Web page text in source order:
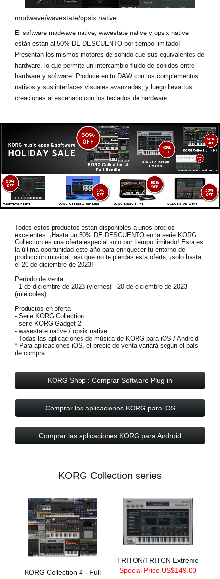
modwave/wavestate/opsix native
El software modwave native, wavestate native y opsix native
están están al 50% DE DESCUENTO por tiempo limitado!
Presentan los mismos motores de sonido que sus equivalentes de
hardware, lo que permite un intercambio fluido de sonidos entre
hardware y software. Produce en tu DAW con los complementos
nativos y sus interfaces visuales avanzadas, y luego lleva tus
creaciones al escenario con los teclados de hardware
Todos estos productos están disponibles a unos precios
excelentes. ¡Hasta un 50% DE DESCUENTO en la serie KORG
Collection es una oferta especial solo por tiempo limitado! Esta es
la última oportunidad este año para enriquecer tu entorno de
producción musical, así que no te pierdas esta oferta, ¡solo hasta
el 20 de diciembre de 2023!
Período de venta
- 1 de diciembre de 2023 (viernes) - 20 de diciembre de 2023
(miércoles)
Productos en oferta
- Serie KORG Collection
- serie KORG Gadget 2
- wavestate native / opsix native
- Todas las aplicaciones de música de KORG para iOS / Android
* Para aplicaciones iOS, el precio de venta variará según el país
de compra.
KORG Shop : Comprar Software Plug-in
Comprar las aplicaciones KORG para iOS
Comprar las aplicaciones KORG para Android
KORG Collection series
KORG Collection 4 - Full
TRITON/TRITON Extreme
Special Price US$149.00